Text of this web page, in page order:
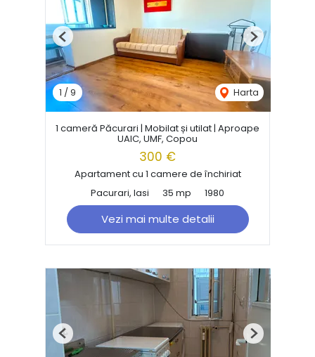
1 / 9 Harta
Previous Next
1 cameră Păcurari | Mobilat și utilat | Aproape
UAIC, UMF, Copou
300 €
Apartament cu 1 camere de închiriat
Pacurari, Iasi
35 mp 1980
Vezi mai multe detalii
Previous Next